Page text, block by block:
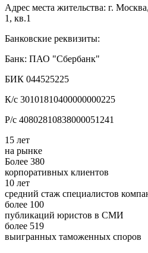
Адрес места жительства: г.
1, кв.1
Банковские реквизиты:
Банк: ПАО "Сбербанк"
БИК 044525225
К/с 30101810400000000225
Р/с 40802810838000051241
15 лет
на рынке
Более 380
корпоративных клиентов
10 лет
средний стаж специалистов
более 100
публикаций юристов в СМИ
более 519
выигранных таможенных споров